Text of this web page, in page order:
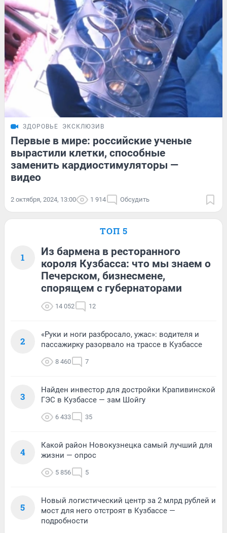
ЗДОРОВЬЕ ЭКСКЛЮЗИВ
Первые в мире: российские ученые
вырастили клетки, способные
заменить кардиостимуляторы —
видео
2 октября, 2024, 13:00 1 914 Обсудить
ТОП 5
1
Из бармена в ресторанного
короля Кузбасса: что мы знаем о
Печерском, бизнесмене,
спорящем с губернаторами
14 052 12
2
«Руки и ноги разбросало, ужас»: водителя и
пассажирку разорвало на трассе в Кузбассе
8 460 7
3
Найден инвестор для достройки Крапивинской
ГЭС в Кузбассе — зам Шойгу
6 433 35
4
Какой район Новокузнецка самый лучший для
жизни — опрос
5 856 5
5
Новый логистический центр за 2 млрд рублей и
мост для него отстроят в Кузбассе —
подробности